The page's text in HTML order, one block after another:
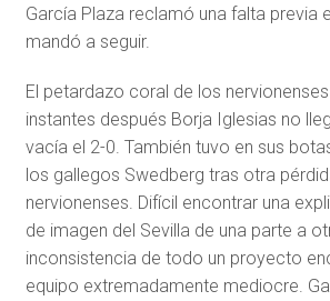
García Plaza reclamó una falta previa
mandó a seguir.
El petardazo coral de los
instantes después Borja Iglesias no
vacía el 2-0. También tuvo en sus
los gallegos Swedberg tras otra
nervionenses. Difícil encontrar una
de imagen del Sevilla de una parte a
inconsistencia de todo un proyecto
equipo extremadamente mediocre.